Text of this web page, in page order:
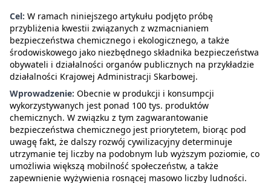
Cel: W ramach niniejszego artykułu podjęto próbę
przybliżenia kwestii związanych z wzmacnianiem
bezpieczeństwa chemicznego i ekologicznego, a także
środowiskowego jako niezbędnego składnika bezpieczeństwa
obywateli i działalności organów publicznych na przykładzie
działalności Krajowej Administracji Skarbowej.
Wprowadzenie: Obecnie w produkcji i konsumpcji
wykorzystywanych jest ponad 100 tys. produktów
chemicznych. W związku z tym zagwarantowanie
bezpieczeństwa chemicznego jest priorytetem, biorąc pod
uwagę fakt, że dalszy rozwój cywilizacyjny determinuje
utrzymanie tej liczby na podobnym lub wyższym poziomie, co
umożliwia większą mobilność społeczeństw, a także
zapewnienie wyżywienia rosnącej masowo liczby ludności.